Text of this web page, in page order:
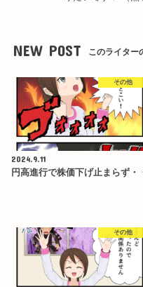
NEW POST このライター
その他
2024.9.11
円高進行で株価下げ止まらず・
その他